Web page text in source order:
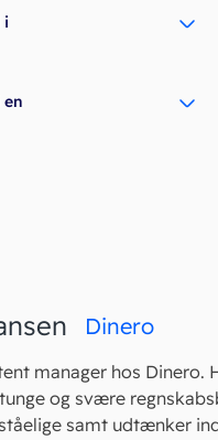
i
Dinero
manager hos Dinero.
og svære
samt udtænker